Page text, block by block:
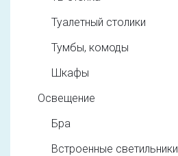
Туалетный столики
Тумбы, комоды
Шкафы
Освещение
Бра
Встроенные светильники